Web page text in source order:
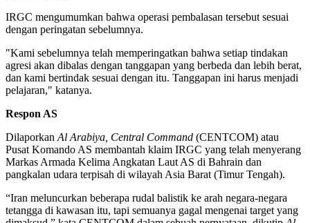
IRGC mengumumkan bahwa operasi pembalasan tersebut sesuai
dengan peringatan sebelumnya.
"Kami sebelumnya telah memperingatkan bahwa setiap tindakan
agresi akan dibalas dengan tanggapan yang berbeda dan lebih berat,
dan kami bertindak sesuai dengan itu. Tanggapan ini harus menjadi
pelajaran," katanya.
Respon AS
Dilaporkan Al Arabiya, Central Command (CENTCOM) atau
Pusat Komando AS membantah klaim IRGC yang telah menyerang
Markas Armada Kelima Angkatan Laut AS di Bahrain dan
pangkalan udara terpisah di wilayah Asia Barat (Timur Tengah).
“Iran meluncurkan beberapa rudal balistik ke arah negara-negara
tetangga di kawasan itu, tapi semuanya gagal mengenai target yang